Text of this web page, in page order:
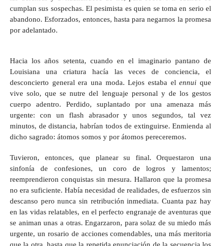
cumplan sus sospechas. El pesimista es quien se toma en serio el
abandono. Esforzados, entonces, hasta para negarnos la promesa
por adelantado.
Hacia los años setenta, cuando en el imaginario pantano de
Louisiana una criatura hacía las veces de conciencia, el
desconcierto general era una moda. Lejos estaba elennui que
vive solo, que se nutre del lenguaje personal y de los gestos
cuerpo adentro. Perdido, suplantado por una amenaza más
urgente: con un flash abrasador y unos segundos, tal vez
minutos, de distancia, habrían todos de extinguirse. Enmienda al
dicho sagrado: átomos somos y por átomos pereceremos.
Tuvieron, entonces, que planear su final. Orquestaron una
sinfonía de confesiones, un coro de logros y lamentos;
reemprendieron conquistas sin mesura. Hallaron que la promesa
no era suficiente. Había necesidad de realidades, de esfuerzos sin
descanso pero nunca sin retribución inmediata. Cuanta paz hay
en las vidas relatables, en el perfecto engranaje de aventuras que
se animan unas a otras. Engarzaron, para solaz de su miedo más
urgente, un rosario de acciones comendables, una más meritoria